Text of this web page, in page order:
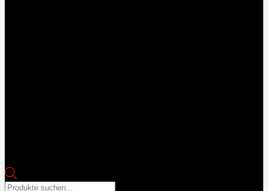
Products